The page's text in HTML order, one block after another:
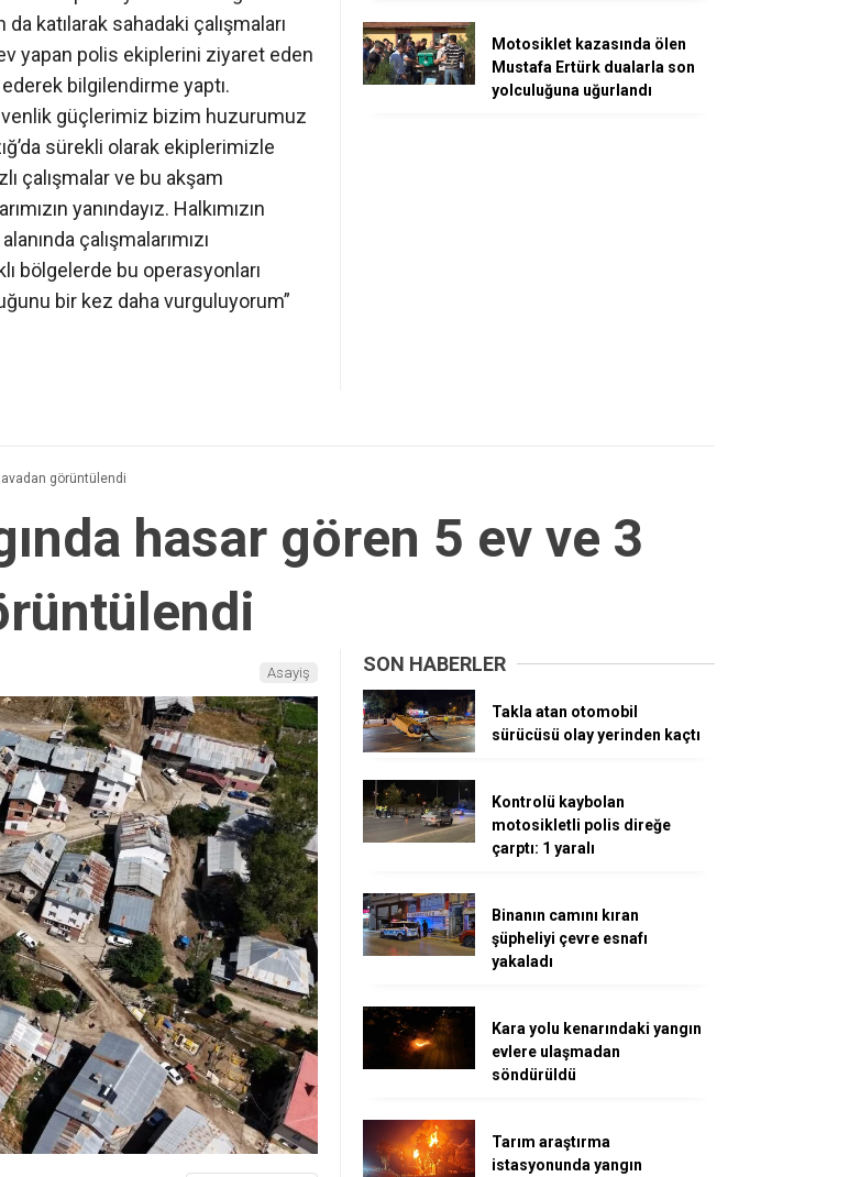
katılarak sahadaki çalışmaları
yapan polis ekiplerini ziyaret eden
bilgilendirme yaptı.
güçlerimiz bizim huzurumuz
sürekli olarak ekiplerimizle
çalışmalar ve bu akşam
yanındayız. Halkımızın
çalışmalarımızı
bölgelerde bu operasyonları
bir kez daha vurguluyorum”
Motosiklet kazasında ölen
Mustafa Ertürk dualarla son
yolculuğuna uğurlandı
görüntülendi
hasar gören 5 ev ve 3
Asayiş SON HABERLER
Takla atan otomobil
sürücüsü olay yerinden kaçtı
Kontrolü kaybolan
motosikletli polis direğe
çarptı: 1 yaralı
Binanın camını kıran
şüpheliyi çevre esnafı
yakaladı
Kara yolu kenarındaki yangın
evlere ulaşmadan
söndürüldü
Tarım araştırma
istasyonunda yangın